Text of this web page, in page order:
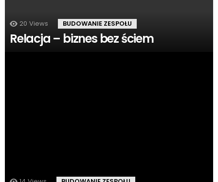
20 Views BUDOWANIE ZESPOŁU
Relacja – biznes bez ściem